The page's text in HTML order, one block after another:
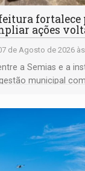
ações
de Agosto de 2026
a Semias e a
municipal